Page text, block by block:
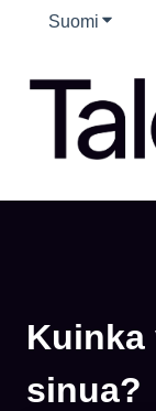
Suomi Näytä
Kuinka
sinua?